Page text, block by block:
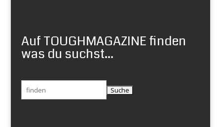
Auf TOUGHMAGAZINE finden
was du suchst...
Suchen
nach: